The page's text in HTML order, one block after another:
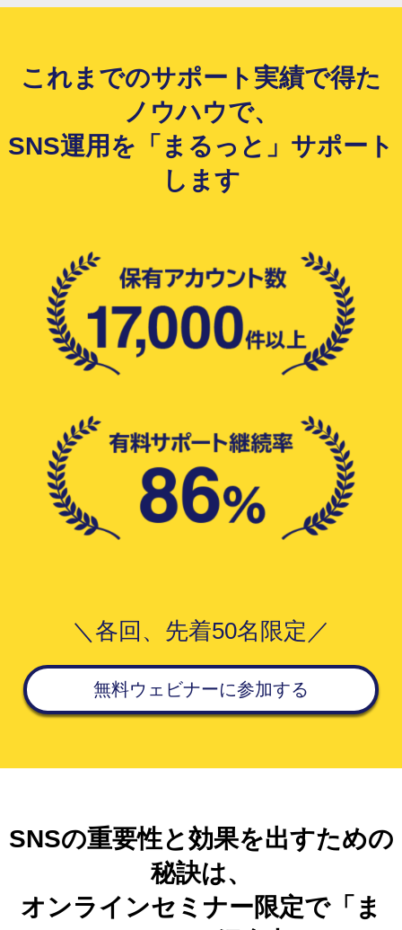
これまでのサポート実績で得た
ノウハウで、
SNS運用を「まるっと」サポート
します
＼各回、先着50名限定／
無料ウェビナーに参加する
SNSの重要性と効果を出すための
秘訣は、
オンラインセミナー限定で「ま